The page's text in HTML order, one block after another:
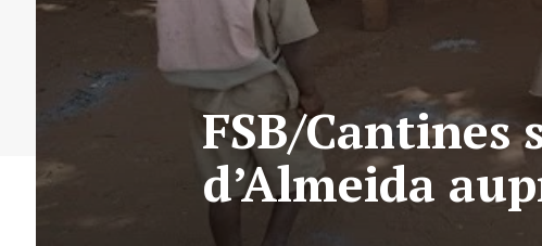
FSB/Cantines
d’Almeida